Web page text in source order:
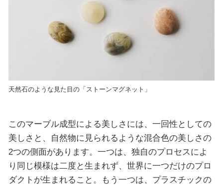
天然石のような見た目の「ストーンマグネット」
このマーブル成型による美しさには、一回性としての
美しさと、自然物に見られるような混合色の美しさの
2つの側面があります。一つは、独自のプロセスによ
り同じ模様は二度と生まれず、世界に一つだけのプロ
ダクトが生まれること。もう一つは、プラスチックの